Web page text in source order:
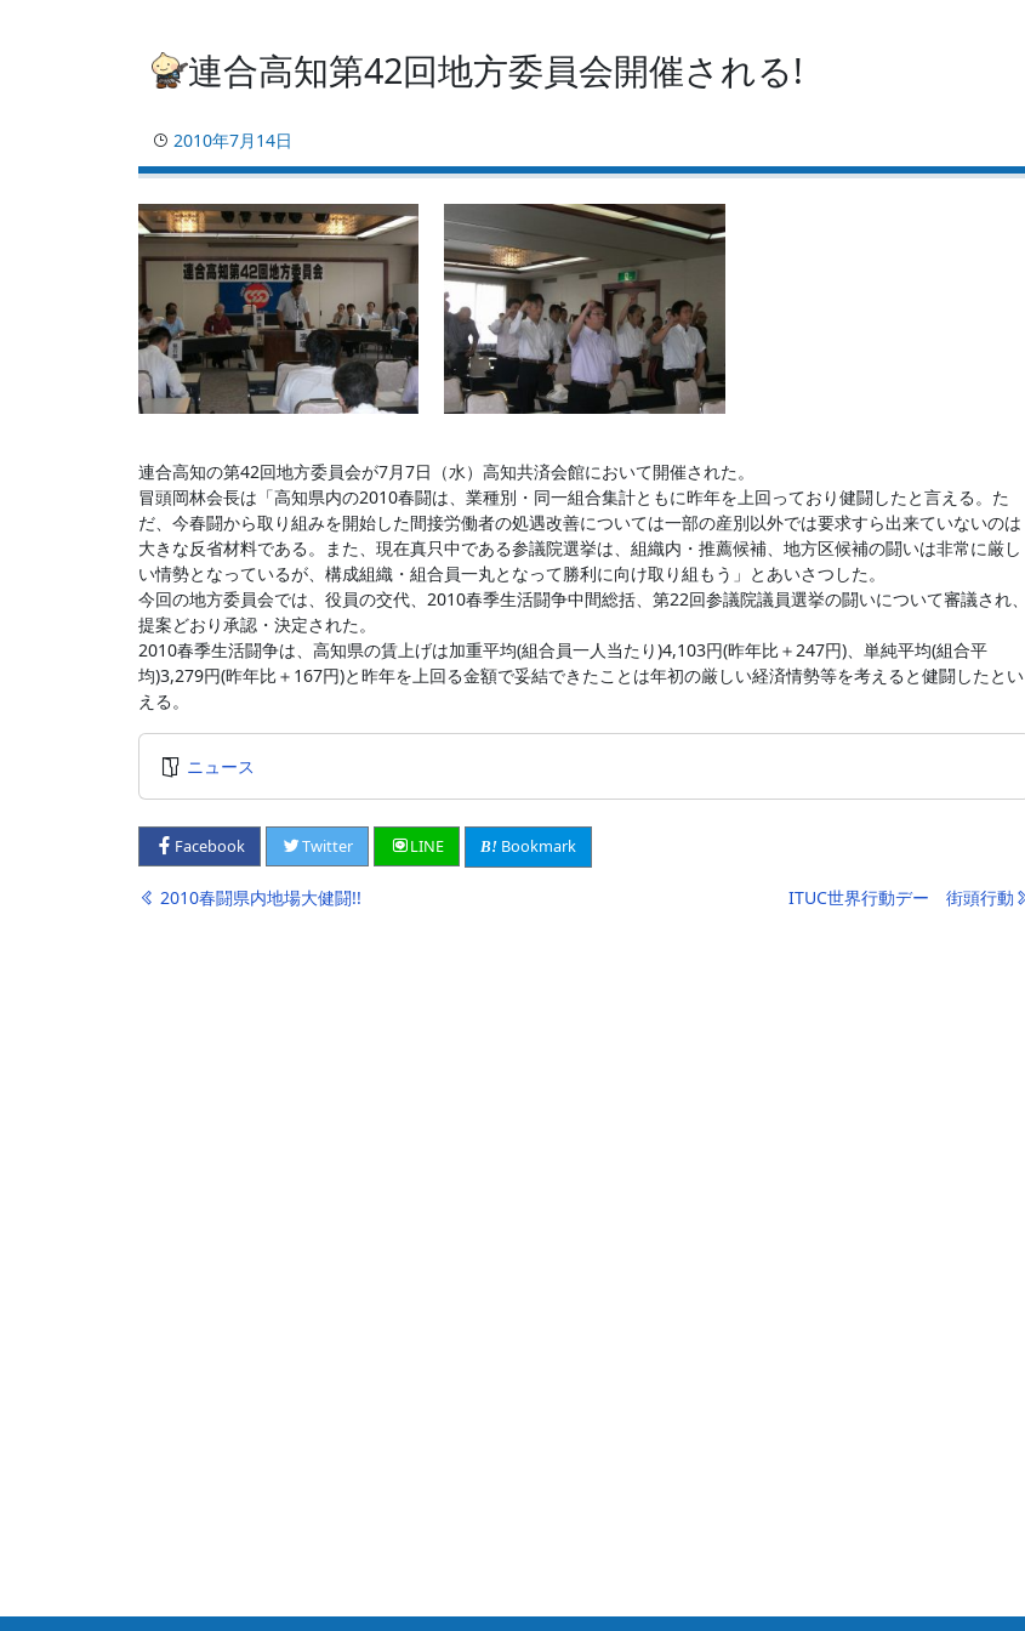
連合高知第42回地方委員会開催される!
2010年7月14日
連合高知の第42回地方委員会が7月7日（水）高知共済会館において開催された。
冒頭岡林会長は「高知県内の2010春闘は、業種別・同一組合集計ともに昨年を上回っており健闘したと言える。た
だ、今春闘から取り組みを開始した間接労働者の処遇改善については一部の産別以外では要求すら出来ていないのは
大きな反省材料である。また、現在真只中である参議院選挙は、組織内・推薦候補、地方区候補の闘いは非常に厳し
い情勢となっているが、構成組織・組合員一丸となって勝利に向け取り組もう」とあいさつした。
今回の地方委員会では、役員の交代、2010春季生活闘争中間総括、第22回参議院議員選挙の闘いについて審議され、
提案どおり承認・決定された。
2010春季生活闘争は、高知県の賃上げは加重平均(組合員一人当たり)4,103円(昨年比＋247円)、単純平均(組合平
均)3,279円(昨年比＋167円)と昨年を上回る金額で妥結できたことは年初の厳しい経済情勢等を考えると健闘したとい
える。
ニュース
Facebook Twitter LINE Bookmark
投2010春闘県内地場大健闘!! ITUC世界行動デー 街頭行動